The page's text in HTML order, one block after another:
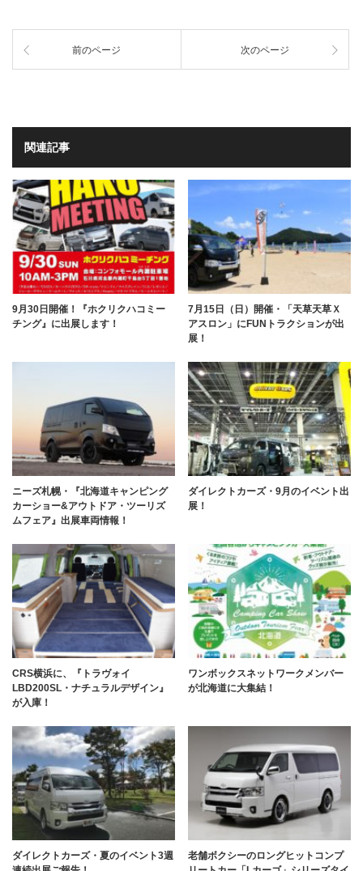
前のページ 次のページ
関連記事
9月30日開催！『ホクリクハコミー
チング』に出展します！
7月15日（日）開催・「天草天草Ｘ
アスロン」にFUNトラクションが出
展！
ニーズ札幌・『北海道キャンピング
カーショー&アウトドア・ツーリズ
ムフェア』出展車両情報！
ダイレクトカーズ・9月のイベント出
展！
CRS横浜に、『トラヴォイ
LBD200SL・ナチュラルデザイン』
が入庫！
ワンボックスネットワークメンバー
が北海道に大集結！
ダイレクトカーズ・夏のイベント3週
老舗ボクシーのロングヒットコンプ